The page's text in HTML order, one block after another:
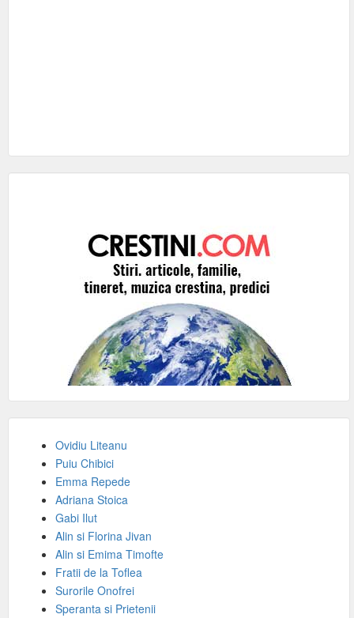
Ovidiu Liteanu
Puiu Chibici
Emma Repede
Adriana Stoica
Gabi Ilut
Alin si Florina Jivan
Alin si Emima Timofte
Fratii de la Toflea
Surorile Onofrei
Speranta si Prietenii